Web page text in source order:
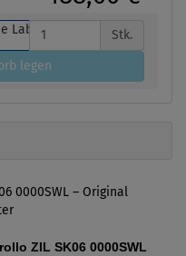
Stk.
legen
0000SWL – Original
ZIL SK06 0000SWL